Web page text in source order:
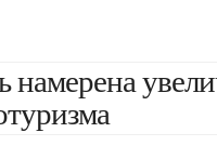
намерена